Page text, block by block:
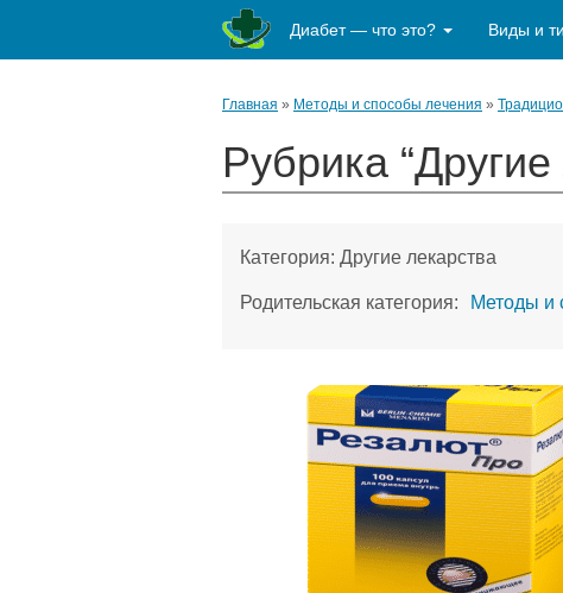
Диабет — что это? Виды и
Главная » Методы и способы лечения »
Рубрика “Другие
Категория: Другие лекарства
Родительская категория: Методы и